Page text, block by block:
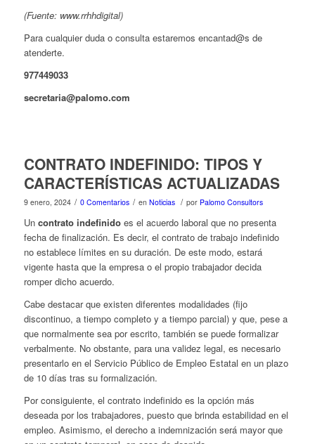
(Fuente: www.rrhhdigital)
Para cualquier duda o consulta estaremos encantad@s de
atenderte.
977449033
secretaria@palomo.com
CONTRATO INDEFINIDO: TIPOS Y
CARACTERÍSTICAS ACTUALIZADAS
9 enero, 2024 / 0 Comentarios / en Noticias / por Palomo Consultors
Un contrato indefinidoes el acuerdo laboral que no presenta
fecha de finalización. Es decir, el contrato de trabajo indefinido
no establece límites en su duración. De este modo, estará
vigente hasta que la empresa o el propio trabajador decida
romper dicho acuerdo.
Cabe destacar que existen diferentes modalidades (fijo
discontinuo, a tiempo completo y a tiempo parcial) y que, pese a
que normalmente sea por escrito, también se puede formalizar
verbalmente. No obstante, para una validez legal, es necesario
presentarlo en el Servicio Público de Empleo Estatal en un plazo
de 10 días tras su formalización.
Por consiguiente, el contrato indefinido es la opción más
deseada por los trabajadores, puesto que brinda estabilidad en el
empleo. Asimismo, el derecho a indemnización será mayor que